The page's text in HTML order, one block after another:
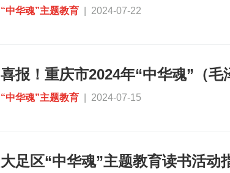
“中华魂”主题教育 | 2024-07-22
“中华魂”主题教育 | 2024-07-15
大足区“中华魂”主题教育读书活动